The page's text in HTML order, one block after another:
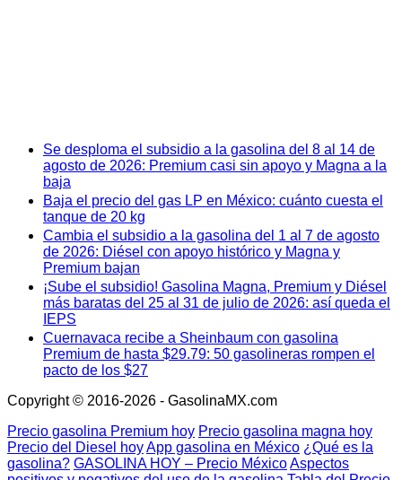
Se desploma el subsidio a la gasolina del 8 al 14 de
agosto de 2026: Premium casi sin apoyo y Magna a la
baja
Baja el precio del gas LP en México: cuánto cuesta el
tanque de 20 kg
Cambia el subsidio a la gasolina del 1 al 7 de agosto
de 2026: Diésel con apoyo histórico y Magna y
Premium bajan
¡Sube el subsidio! Gasolina Magna, Premium y Diésel
más baratas del 25 al 31 de julio de 2026: así queda el
IEPS
Cuernavaca recibe a Sheinbaum con gasolina
Premium de hasta $29.79: 50 gasolineras rompen el
pacto de los $27
Copyright © 2016-2026 - GasolinaMX.com
Precio gasolina Premium hoy Precio gasolina magna hoy
Precio del Diesel hoyApp gasolina en México ¿Qué es la
gasolina? GASOLINA HOY – Precio MéxicoAspectos